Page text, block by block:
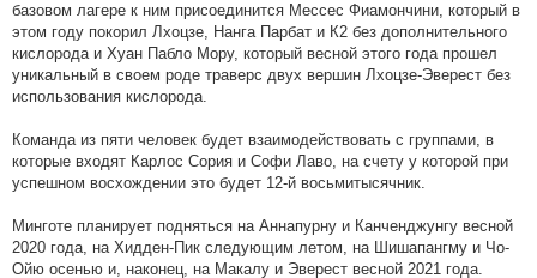
базовом лагере к ним присоединится Мессес Фиамончини, который в
этом году покорил Лхоцзе, Нанга Парбат и К2 без дополнительного
кислорода и Хуан Пабло Мору, который весной этого года прошел
уникальный в своем роде траверс двух вершин Лхоцзе-Эверест без
использования кислорода.
Команда из пяти человек будет взаимодействовать с группами, в
которые входят Карлос Сория и Софи Лаво, на счету у которой при
успешном восхождении это будет 12-й восьмитысячник.
Минготе планирует подняться на Аннапурну и Канченджунгу весной
2020 года, на Хидден-Пик следующим летом, на Шишапангму и Чо-
Ойю осенью и, наконец, на Макалу и Эверест весной 2021 года.